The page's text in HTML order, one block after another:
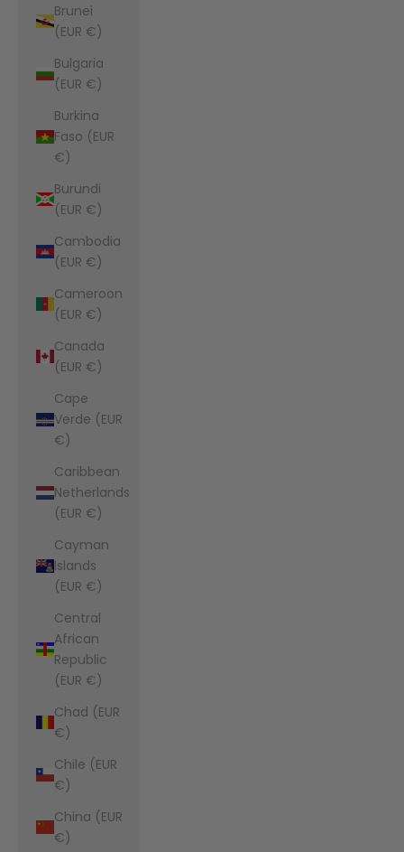
Brunei
(EUR €)
Bulgaria
(EUR €)
Burkina
Faso (EUR
€)
Burundi
(EUR €)
Cambodia
(EUR €)
Cameroon
(EUR €)
Canada
(EUR €)
Cape
Verde (EUR
€)
Caribbean
Netherlands
(EUR €)
Cayman
Islands
(EUR €)
Central
African
Republic
(EUR €)
Chad (EUR
€)
Chile (EUR
€)
China (EUR
€)